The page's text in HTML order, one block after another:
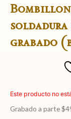
grabado
Este producto no
Grabado a parte